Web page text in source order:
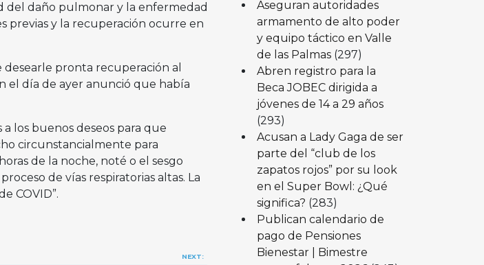
daño pulmonar y la enfermedad
previas y la recuperación ocurre en
pronta recuperación al
el día de ayer anunció que había
los buenos deseos para que
circunstancialmente para
de la noche, noté o el sesgo
de vías respiratorias altas. La
COVID”.
NEXT:
Aseguran autoridades
armamento de alto poder
y equipo táctico en Valle
de las Palmas (297)
Abren registro para la
Beca JOBEC dirigida a
jóvenes de 14 a 29 años
(293)
Acusan a Lady Gaga de ser
parte del “club de los
zapatos rojos” por su look
en el Super Bowl: ¿Qué
significa? (283)
Publican calendario de
pago de Pensiones
Bienestar | Bimestre